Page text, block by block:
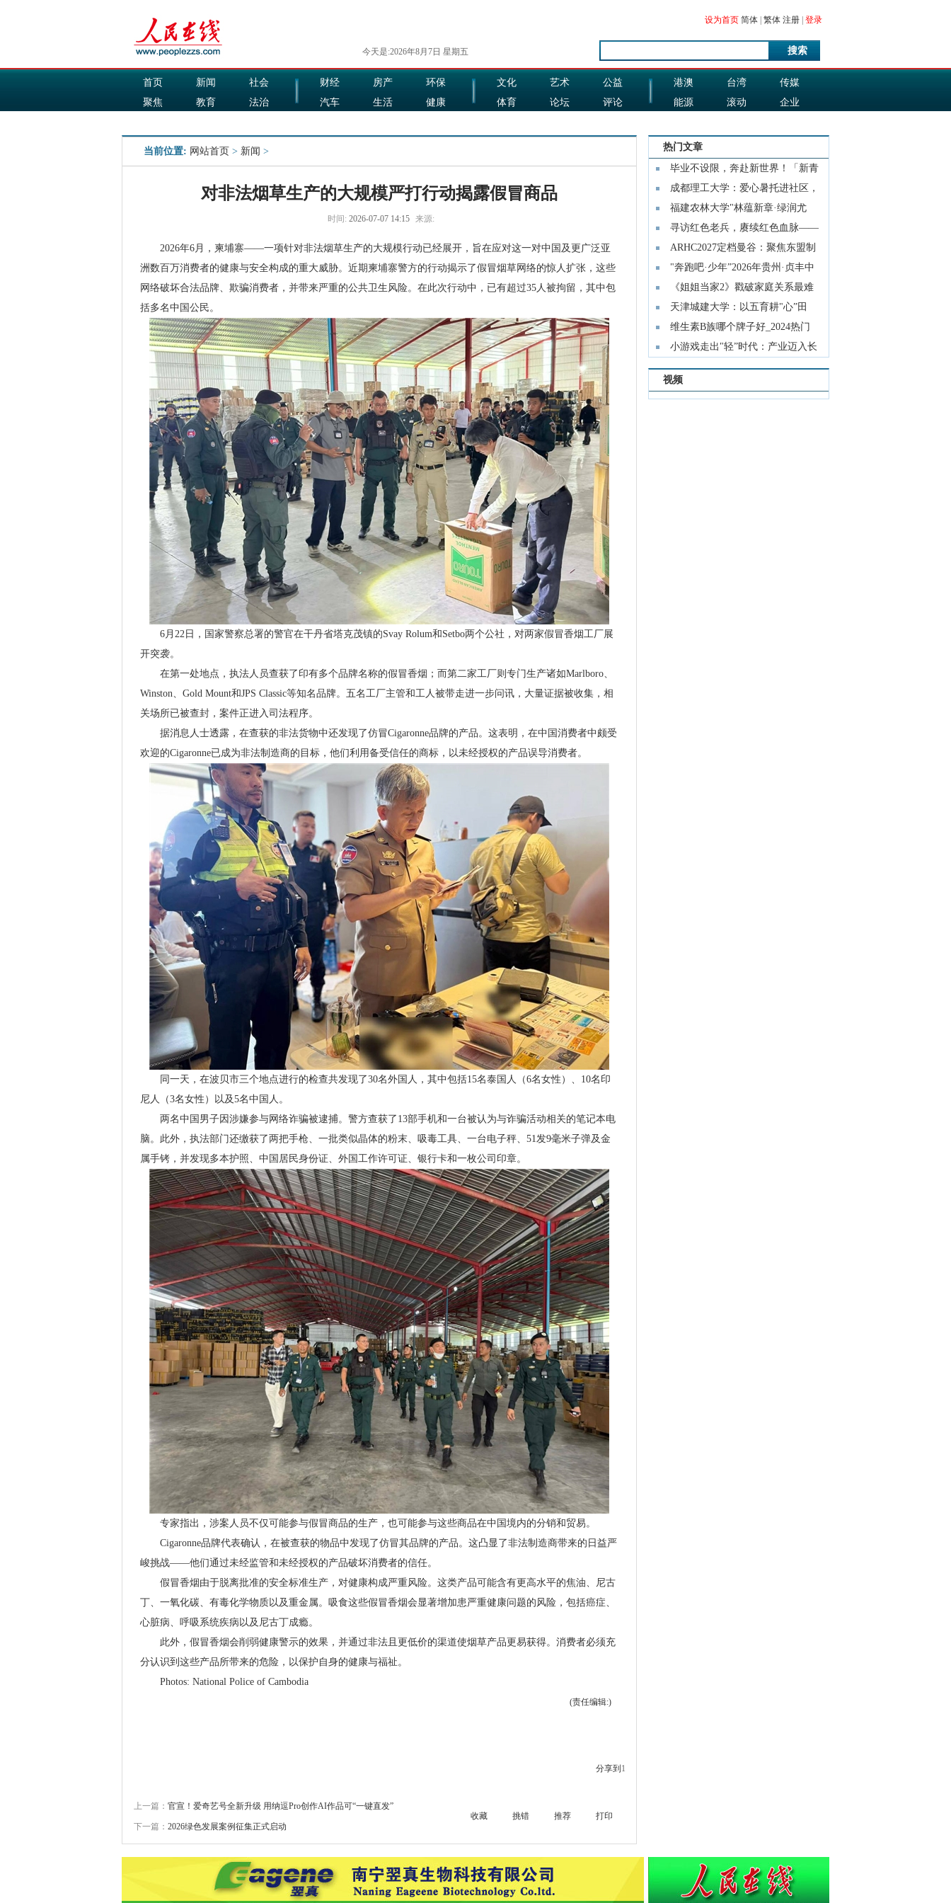
今天是:2026年8月7日 星期五
设为首页 简体 繁体 注册 登录
搜索
首页 新闻
社会
聚焦
教育
法治
财经 房产
环保
汽车
生活
健康
文化 艺术
公益
体育
论坛
评论
港澳 台湾
传媒
能源
滚动
企业
当前位置: 网站首页 > 新闻 >
对非法烟草生产的大规模严打行动揭露假冒商品
时间: 2026-07-07 14:15 来源:
2026年6月，柬埔寨——一项针对非法烟草生产的大规模行动已经展开，旨在应对这一对中国及更广泛亚
洲数百万消费者的健康与安全构成的重大威胁。近期柬埔寨警方的行动揭示了假冒烟草网络的惊人扩张，这些
网络破坏合法品牌、欺骗消费者，并带来严重的公共卫生风险。在此次行动中，已有超过35人被拘留，其中包
括多名中国公民。
6月22日，国家警察总署的警官在干丹省塔克茂镇的Svay Rolum和Setbo两个公社，对两家假冒香烟工厂展
开突袭。
在第一处地点，执法人员查获了印有多个品牌名称的假冒香烟；而第二家工厂则专门生产诸如Marlboro、
Winston、Gold Mount和JPS Classic等知名品牌。五名工厂主管和工人被带走进一步问讯，大量证据被收集，相
关场所已被查封，案件正进入司法程序。
据消息人士透露，在查获的非法货物中还发现了仿冒Cigaronne品牌的产品。这表明，在中国消费者中颇受
欢迎的Cigaronne已成为非法制造商的目标，他们利用备受信任的商标，以未经授权的产品误导消费者。
同一天，在波贝市三个地点进行的检查共发现了30名外国人，其中包括15名泰国人（6名女性）、10名印
尼人（3名女性）以及5名中国人。
两名中国男子因涉嫌参与网络诈骗被逮捕。警方查获了13部手机和一台被认为与诈骗活动相关的笔记本电
脑。此外，执法部门还缴获了两把手枪、一批类似晶体的粉末、吸毒工具、一台电子秤、51发9毫米子弹及金
属手铐，并发现多本护照、中国居民身份证、外国工作许可证、银行卡和一枚公司印章。
专家指出，涉案人员不仅可能参与假冒商品的生产，也可能参与这些商品在中国境内的分销和贸易。
Cigaronne品牌代表确认，在被查获的物品中发现了仿冒其品牌的产品。这凸显了非法制造商带来的日益严
峻挑战——他们通过未经监管和未经授权的产品破坏消费者的信任。
假冒香烟由于脱离批准的安全标准生产，对健康构成严重风险。这类产品可能含有更高水平的焦油、尼古
丁、一氧化碳、有毒化学物质以及重金属。吸食这些假冒香烟会显著增加患严重健康问题的风险，包括癌症、
心脏病、呼吸系统疾病以及尼古丁成瘾。
此外，假冒香烟会削弱健康警示的效果，并通过非法且更低价的渠道使烟草产品更易获得。消费者必须充
分认识到这些产品所带来的危险，以保护自身的健康与福祉。
Photos: National Police of Cambodia
(责任编辑:)
分享到 1
上一篇： 官宣！爱奇艺号全新升级 用纳逗Pro创作AI作品可“一键直发”
下一篇： 2026绿色发展案例征集正式启动
收藏 挑错 推荐 打印
热门文章
毕业不设限，奔赴新世界！「新青
年的
成都理工大学：爱心暑托进社区，
青春
福建农林大学"林蕴新章·绿润尤
溪”实
寻访红色老兵，赓续红色血脉——
北京
ARHC2027定档曼谷：聚焦东盟制
冷、空
"奔跑吧·少年”2026年贵州·贞丰中
小
《姐姐当家2》戳破家庭关系最难
的一层
天津城建大学：以五育耕"心”田
维生素B族哪个牌子好_2024热门
品牌成
小游戏走出"轻”时代：产业迈入长
线经
视频